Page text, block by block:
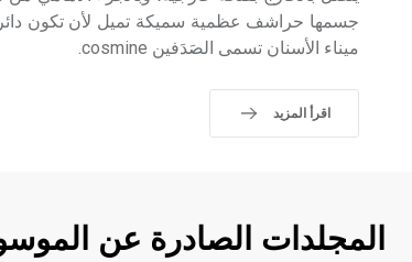
جسمها حراشف عظمية سميكة تميل لأن تكون
ميناء الأسنان تسمى الصَدَفين cosmine.
اقرأ المزيد
المجلدات الصادرة عن